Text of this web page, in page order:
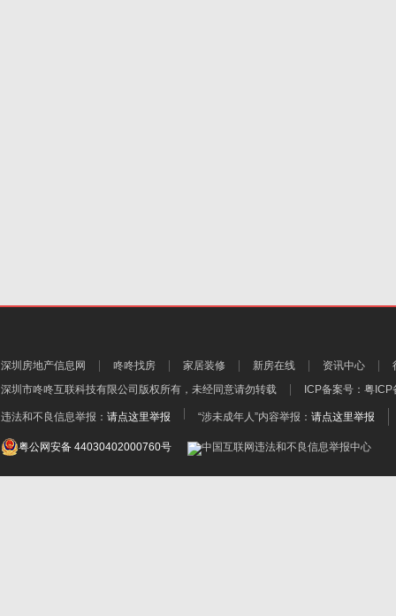
深圳房地产信息网 咚咚找房 家居装修 新房在线 资讯中心
深圳市咚咚互联科技有限公司 版权所有，未经同意请勿转载 ICP备案号： 粤ICP
违法和不良信息举报： 请点这里举报 “涉未成年人”内容举报： 请点这里举报
粤公网安备 44030402000760号